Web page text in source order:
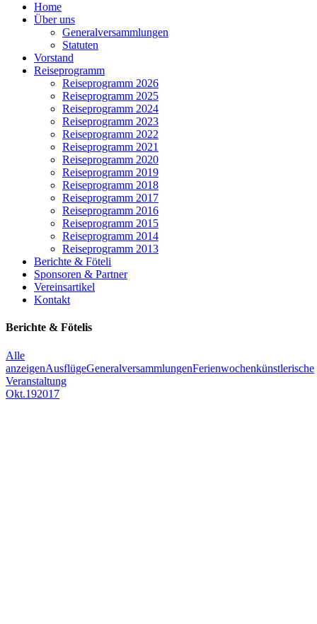
Home
Über uns
Generalversammlungen
Statuten
Vorstand
Reiseprogramm
Reiseprogramm 2026
Reiseprogramm 2025
Reiseprogramm 2024
Reiseprogramm 2023
Reiseprogramm 2022
Reiseprogramm 2021
Reiseprogramm 2020
Reiseprogramm 2019
Reiseprogramm 2018
Reiseprogramm 2017
Reiseprogramm 2016
Reiseprogramm 2015
Reiseprogramm 2014
Reiseprogramm 2013
Berichte & Föteli
Sponsoren & Partner
Vereinsartikel
Kontakt
Berichte & Fötelis
Alle
anzeigenAusflügeGeneralversammlungenFerienwochenkünstlerische
Veranstaltung
Okt.192017